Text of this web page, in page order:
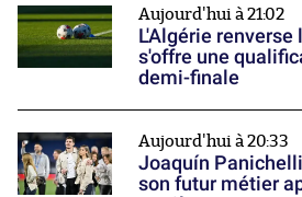
Aujourd'hui à 21:02
L'Algérie
s'offre une
demi-finale
Aujourd'hui à 20:33
Joaquín
son futur métier